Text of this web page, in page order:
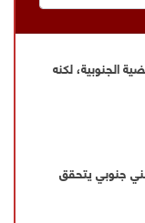
الجنوبية، لكنه
جنوبي يتحقق